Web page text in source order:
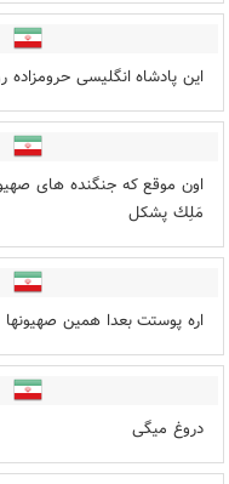
این پادشاه انگلیسی
اون موقع که جنگنده های
مَلِك پشکل
اره پوستت بعدا همین
دروغ میگی